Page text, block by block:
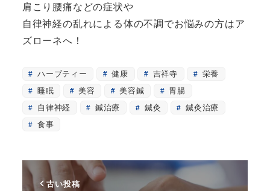
肩こり腰痛などの症状や
自律神経の乱れによる体の不調でお悩みの方はア
ズローネへ！
ハーブティー 健康 吉祥寺
栄養
睡眠
美容 美容鍼
胃腸
自律神経
鍼治療 鍼灸
鍼灸治療
食事
古い投稿